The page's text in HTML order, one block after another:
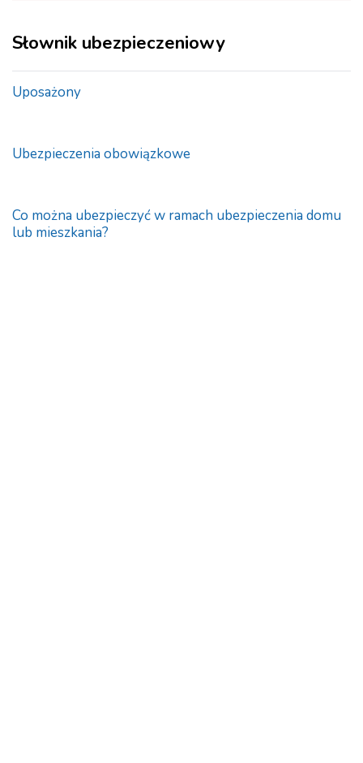
Słownik ubezpieczeniowy
Uposażony
Ubezpieczenia obowiązkowe
Co można ubezpieczyć w ramach ubezpieczenia domu
lub mieszkania?